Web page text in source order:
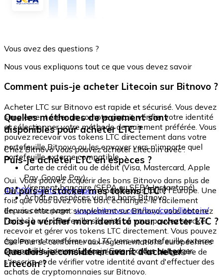
Vous avez des questions ?
Nous vous expliquons tout ce que vous devez savoir
Comment puis-je acheter Litecoin sur Bitnovo ?
Acheter LTC sur Bitnovo est rapide et sécurisé. Vous devez
simplement créer un compte gratuit, vérifier votre identité
et sélectionner votre méthode de paiement préférée. Vous
pouvez recevoir vos tokens LTC directement dans votre
portefeuille Bitnovo ou les envoyer vers n'importe quel
portefeuille externe compatible.
Quelles méthodes de paiement sont
disponibles pour acheter LTC ?
Chez Bitnovo vous pouvez acheter Litecoin avec :
Carte de crédit ou de débit (Visa, Mastercard, Apple
Pay, Google Pay)
Virement bancaire (SEPA ou SEPA Instantané)
Achat en espèces via les bons Bitnovo
Puis-je acheter LTC en espèces ?
Oui. Vous pouvez acquérir des bons Bitnovo dans plus de
40 000 points physiquesrépartis dans toute l'Europe. Une
fois que vous avez votre bon, échangez-le facilement
depuis cette page :www.bitnovo.com/buy/cash/litecoin/
Où puis-je stocker mes tokens LTC ?
En vous inscrivant simplement sur Bitnovo, vous obtenez
l'accès à un portefeuille sécurisé où vous pouvez stocker,
recevoir et gérer vos tokens LTC directement. Vous pouvez
également transférer vos LTC vers un portefeuille externe
compatible, comme Litecoin Core, Exodus ou Ledger.
Dois-je vérifier mon identité pour acheter LTC ?
Oui. Pour se conformer aux réglementations européennes
et assurer la sécurité des opérations, il est obligatoire de
s'inscrire et de vérifier votre identité avant d'effectuer des
achats de cryptomonnaies sur Bitnovo.
Que dois-je considérer avant d'acheter
Litecoin ?